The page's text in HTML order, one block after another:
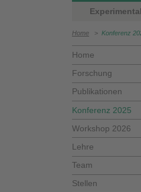
Home > Konferenz
Home
Forschung
Publikationen
Konferenz 2025
Workshop 2026
Lehre
Team
Stellen